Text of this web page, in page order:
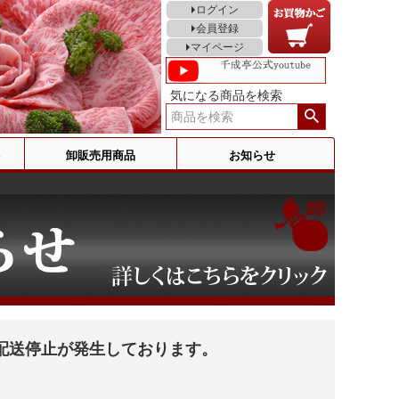
ログイン
会員登録
マイページ
気になる商品を検索
卸販売用商品 お知らせ
停止が発生しております。